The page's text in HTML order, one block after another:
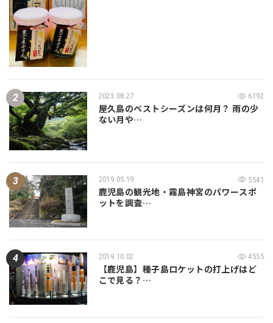
2023.08.27 6192
屋久島のベストシーズンは何月？ 雨の少
ない月や…
2019.05.19 5541
鹿児島の観光地・霧島神宮のパワースポ
ットを調査…
2019.10.02 4555
【鹿児島】種子島ロケットの打上げはど
こで見る？…